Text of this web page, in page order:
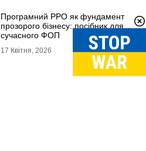
Програмний РРО як фундамент
прозорого бізнесу: посібник для
сучасного ФОП
17 Квітня, 2026